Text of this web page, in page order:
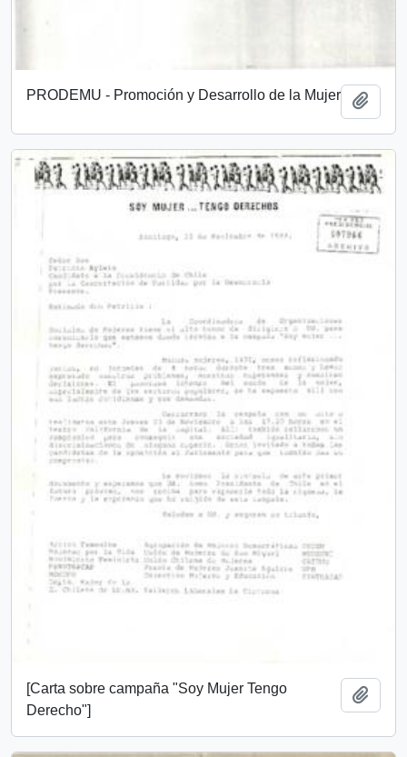
PRODEMU - Promoción y Desarrollo de la Mujer
[Carta sobre campaña "Soy Mujer Tengo
Derecho"]